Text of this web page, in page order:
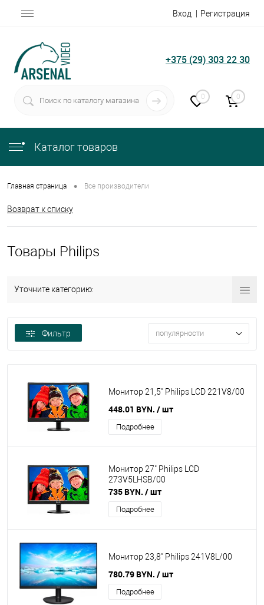
Вход Регистрация
+375 (29) 303 22 30
0 0
Каталог товаров
Главная страница • Все производители
Возврат к списку
Товары Philips
Уточните категорию:
Фильтр популярности
Монитор 21,5" Philips LCD 221V8/00
448.01 BYN. / шт
Подробнее
Монитор 27" Philips LCD
273V5LHSB/00
735 BYN. / шт
Подробнее
Монитор 23,8" Philips 241V8L/00
780.79 BYN. / шт
Подробнее